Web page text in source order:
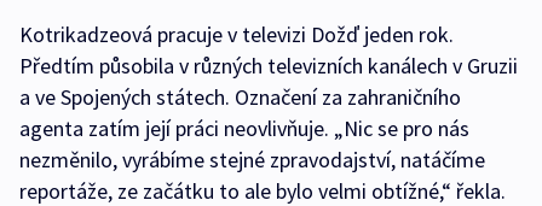
Kotrikadzeová pracuje v televizi Dožď jeden rok.
Předtím působila v různých televizních kanálech v Gruzii
a ve Spojených státech. Označení za zahraničního
agenta zatím její práci neovlivňuje. „Nic se pro nás
nezměnilo, vyrábíme stejné zpravodajství, natáčíme
reportáže, ze začátku to ale bylo velmi obtížné,“ řekla.